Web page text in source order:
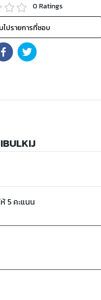
0 Ratings
ไปรายการที่ชอบ
5 คะแนน